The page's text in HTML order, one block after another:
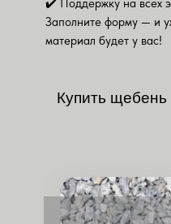
Купить щебень
✔️ Поддержку на всех
Заполните форму — и
материал будет у вас!